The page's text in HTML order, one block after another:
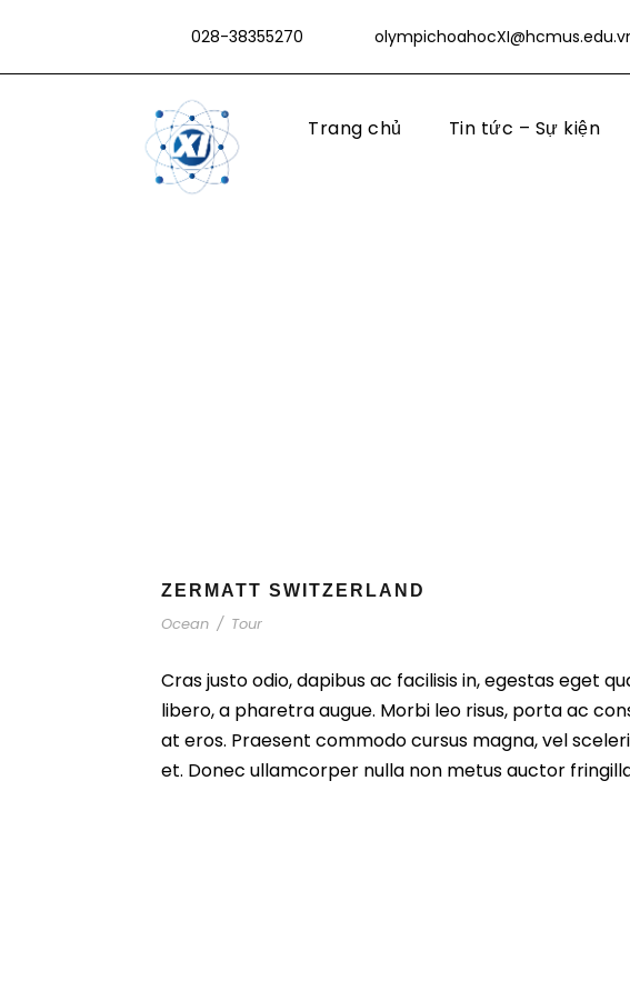
028-38355270
Trang chủ Tin tức – Sự kiện
ZERMATT SWITZERLAND
Ocean / Tour
Cras justo odio, dapibus ac facilisis in, egestas eget
libero, a pharetra augue. Morbi leo risus, porta ac
at eros. Praesent commodo cursus magna, vel
et. Donec ullamcorper nulla non metus auctor